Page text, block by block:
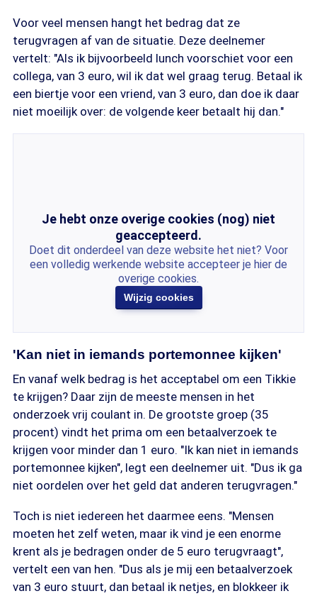
Voor veel mensen hangt het bedrag dat ze
terugvragen af van de situatie. Deze deelnemer
vertelt: "Als ik bijvoorbeeld lunch voorschiet voor een
collega, van 3 euro, wil ik dat wel graag terug. Betaal ik
een biertje voor een vriend, van 3 euro, dan doe ik daar
niet moeilijk over: de volgende keer betaalt hij dan."
Je hebt onze overige cookies (nog) niet
geaccepteerd.
Doet dit onderdeel van deze website het niet? Voor
een volledig werkende website accepteer je hier de
overige cookies.
Wijzig cookies
'Kan niet in iemands portemonnee kijken'
En vanaf welk bedrag is het acceptabel om een Tikkie
te krijgen? Daar zijn de meeste mensen in het
onderzoek vrij coulant in. De grootste groep (35
procent) vindt het prima om een betaalverzoek te
krijgen voor minder dan 1 euro. "Ik kan niet in iemands
portemonnee kijken", legt een deelnemer uit. "Dus ik ga
niet oordelen over het geld dat anderen terugvragen."
Toch is niet iedereen het daarmee eens. "Mensen
moeten het zelf weten, maar ik vind je een enorme
krent als je bedragen onder de 5 euro terugvraagt",
vertelt een van hen. "Dus als je mij een betaalverzoek
van 3 euro stuurt, dan betaal ik netjes, en blokkeer ik